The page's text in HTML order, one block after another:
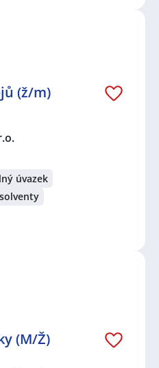
(ž/m)
úvazek
(M/Ž)